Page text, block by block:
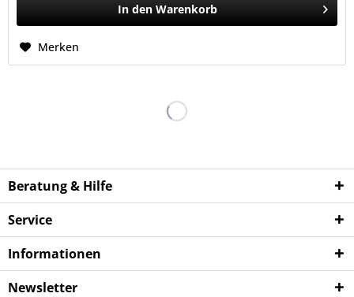
In den Warenkorb
Merken
Beratung & Hilfe
Service
Informationen
Newsletter